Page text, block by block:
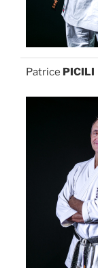
Patrice PICILI